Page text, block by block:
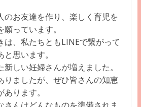
のお友達を作り、楽しく育児を
願っています。
は、私たちともLINEで繋がって
と思います。
しい妊婦さんが増えました。
りましたが、ぜひ皆さんの知恵
あります。